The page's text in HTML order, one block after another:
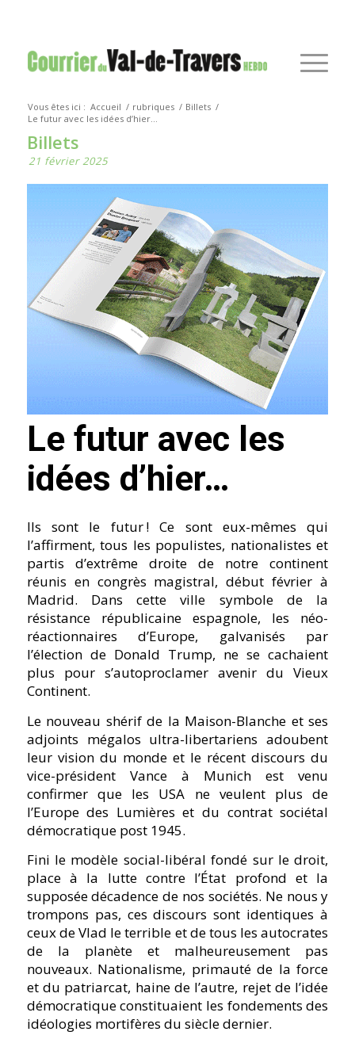
Vous êtes ici : Accueil / rubriques / Billets /
Le futur avec les idées d’hier…
Billets
21 février 2025
Le futur avec les
idées d’hier…
Ils sont le futur ! Ce sont eux-mêmes qui
l’affirment, tous les populistes, nationalistes et
partis d’extrême droite de notre continent
réunis en congrès magistral, début février à
Madrid. Dans cette ville symbole de la
résistance républicaine espagnole, les néo-
réactionnaires d’Europe, galvanisés par
l’élection de Donald Trump, ne se cachaient
plus pour s’autoproclamer avenir du Vieux
Continent.
Le nouveau shérif de la Maison-Blanche et ses
adjoints mégalos ultra-libertariens adoubent
leur vision du monde et le récent discours du
vice-président Vance à Munich est venu
confirmer que les USA ne veulent plus de
l’Europe des Lumières et du contrat sociétal
démocratique post 1945.
Fini le modèle social-libéral fondé sur le droit,
place à la lutte contre l’État profond et la
supposée décadence de nos sociétés. Ne nous y
trompons pas, ces discours sont identiques à
ceux de Vlad le terrible et de tous les autocrates
de la planète et malheureusement pas
nouveaux. Nationalisme, primauté de la force
et du patriarcat, haine de l’autre, rejet de l’idée
démocratique constituaient les fondements des
idéologies mortifères du siècle dernier.